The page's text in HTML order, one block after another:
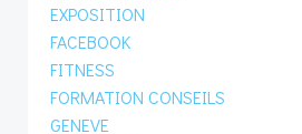
EXPOSITION
FACEBOOK
FITNESS
FORMATION CONSEILS
GENEVE